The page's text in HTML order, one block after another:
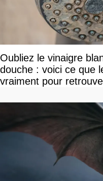
Oubliez le vinaigre
douche : voici ce que
vraiment pour